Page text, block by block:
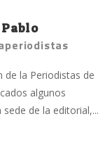
de la Periodistas de
algunos
de la editorial,...